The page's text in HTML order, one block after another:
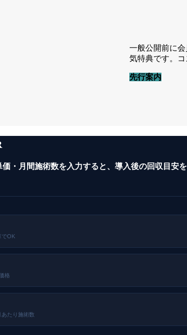
一般公開前に
気特典です。
先行案内
・月間施術数を入力すると、導入後の回収目安を
でOK
格
あたり施術数